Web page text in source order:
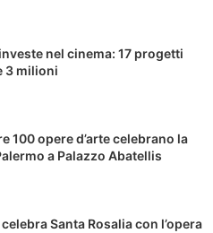
nel cinema: 17 progetti
3 milioni
100 opere d’arte celebrano la
a Palazzo Abatellis
Santa Rosalia con l’opera